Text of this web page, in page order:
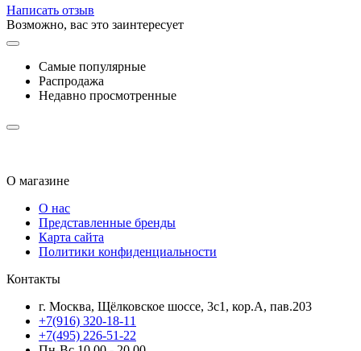
Написать отзыв
Возможно, вас это заинтересует
Самые популярные
Распродажа
Недавно просмотренные
О магазине
О нас
Представленные бренды
Карта сайта
Политики конфиденциальности
Контакты
г. Москва, Щёлковское шоссе, 3с1, кор.А, пав.203
+7(916) 320-18-11
+7(495) 226-51-22